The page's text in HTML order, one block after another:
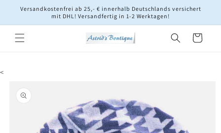
zum
Versandkostenfrei ab 25,- € innerhalb Deutschlands versichert
mit DHL! Versandfertig in 1-2 Werktagen!
Warenkorb
<